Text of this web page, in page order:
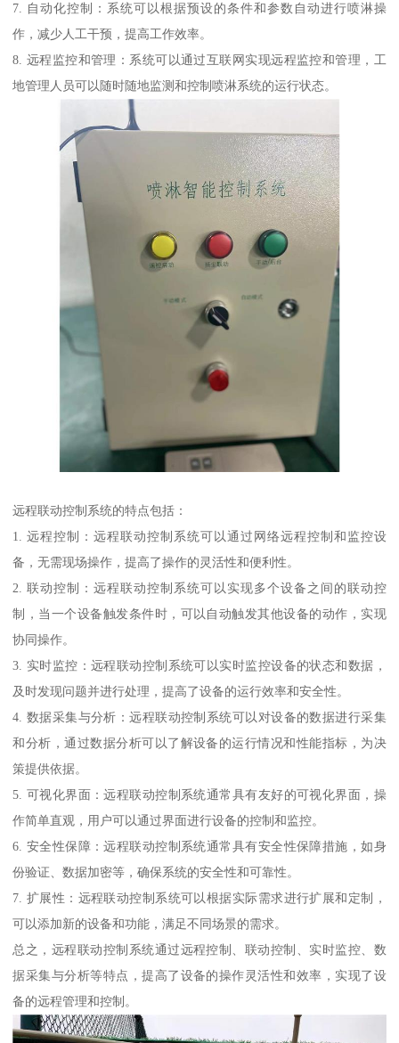
7. 自动化控制：系统可以根据预设的条件和参数自动进行喷淋操
作，减少人工干预，提高工作效率。
8. 远程监控和管理：系统可以通过互联网实现远程监控和管理，工
地管理人员可以随时随地监测和控制喷淋系统的运行状态。
远程联动控制系统的特点包括：
1. 远程控制：远程联动控制系统可以通过网络远程控制和监控设
备，无需现场操作，提高了操作的灵活性和便利性。
2. 联动控制：远程联动控制系统可以实现多个设备之间的联动控
制，当一个设备触发条件时，可以自动触发其他设备的动作，实现
协同操作。
3. 实时监控：远程联动控制系统可以实时监控设备的状态和数据，
及时发现问题并进行处理，提高了设备的运行效率和安全性。
4. 数据采集与分析：远程联动控制系统可以对设备的数据进行采集
和分析，通过数据分析可以了解设备的运行情况和性能指标，为决
策提供依据。
5. 可视化界面：远程联动控制系统通常具有友好的可视化界面，操
作简单直观，用户可以通过界面进行设备的控制和监控。
6. 安全性保障：远程联动控制系统通常具有安全性保障措施，如身
份验证、数据加密等，确保系统的安全性和可靠性。
7. 扩展性：远程联动控制系统可以根据实际需求进行扩展和定制，
可以添加新的设备和功能，满足不同场景的需求。
总之，远程联动控制系统通过远程控制、联动控制、实时监控、数
据采集与分析等特点，提高了设备的操作灵活性和效率，实现了设
备的远程管理和控制。